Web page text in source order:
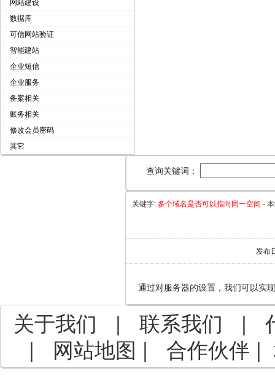
数据库
可信网站验证
智能建站
企业短信
企业服务
备案相关
账务相关
修改会员密码
其它
查询关键词：
关键字: 多个域名是否可以指向同一空间 -
发布
通过对服务器的设置，我们可以实
关于我们 | 联系我们 |
| 网站地图 |合作伙伴 |